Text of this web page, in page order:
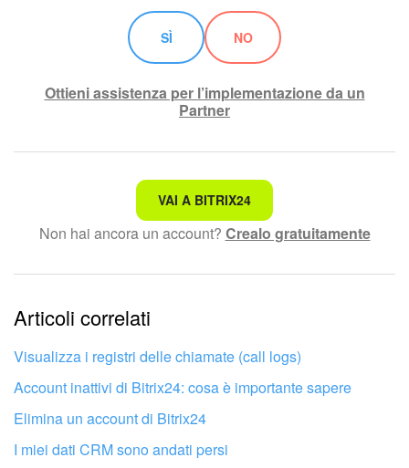
SÌ NO
Ottieni assistenza per l’implementazione da un
Partner
Non è quello che sto cercando.
Testo complesso e incomprensibile
Le informazioni sono obsolete.
Troppo breve, ho bisogno di maggiori informazioni.
Non mi soddisfa come funziona questo strumento
VAI A BITRIX24
Non hai ancora un account? Crealo gratuitamente
Articoli correlati
Visualizza i registri delle chiamate (call logs)
Account inattivi di Bitrix24: cosa è importante sapere
Elimina un account di Bitrix24
I miei dati CRM sono andati persi